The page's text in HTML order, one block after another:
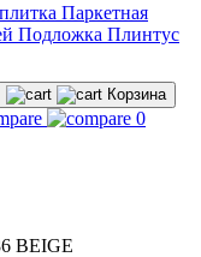
Паркетная
Подложка Плинтус
Корзина
0
BEIGE